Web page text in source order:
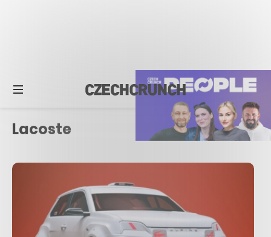
Lacoste